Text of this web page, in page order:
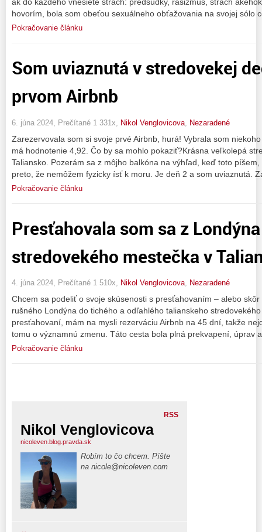
hovorím, bola som obeťou sexuálneho obťažovania na svojej sólo
Pokračovanie článku
Som uviaznutá v stredovekej
prvom Airbnb
6. júna 2024, Prečítané 1 331x, Nikol Venglovicova Nezaradené
Zarezervovala som si svoje prvé Airbnb, hurá! Vybrala som
má hodnotenie 4,92. Čo by sa mohlo pokaziť?Krásna veľkolepá
Taliansko. Pozerám sa z môjho balkóna na výhľad, keď toto
preto, že nemôžem fyzicky ísť k moru. Je deň 2 a som uviaznutá.
Pokračovanie článku
Presťahovala som sa z
stredovekého mestečka v
4. júna 2024, Prečítané 1 510x, Nikol Venglovicova, Nezaradené
Chcem sa podeliť o svoje skúsenosti s presťahovaním – alebo
rušného Londýna do tichého a odľahlého talianskeho
presťahovaní, mám na mysli rezerváciu Airbnb na 45 dní, takže
tomu o významnú zmenu. Táto cesta bola plná prekvapení, úprav
Pokračovanie článku
RSS
Nikol Venglovicova
nicoleven.blog.pravda.sk
Robím to čo chcem. Píšte
na nicole@nicoleven.com